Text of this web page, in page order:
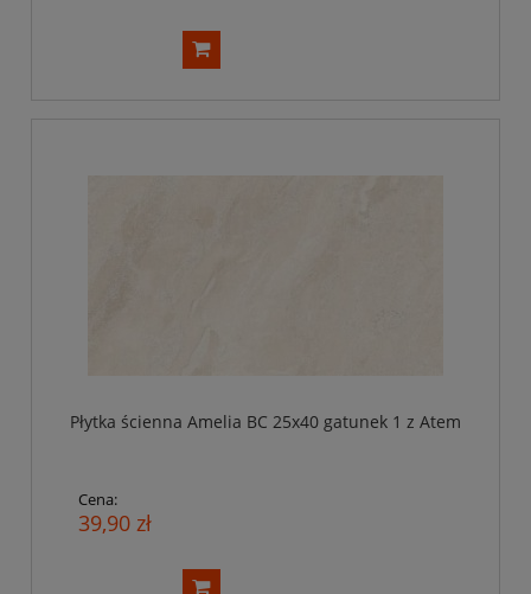
Płytka ścienna Amelia BC 25x40 gatunek 1 z Atem
Cena:
39,90 zł